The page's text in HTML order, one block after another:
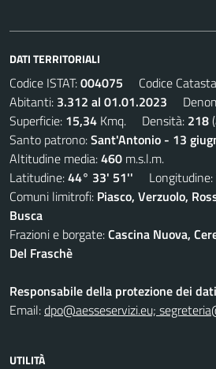
DATI TERRITORIALI
Codice ISTAT:004075 Codice
Abitanti: 3.312 al 01.01.2023
Superficie: 15,34 Kmq. Densità: 218
Santo patrono:Sant'Antonio - 13
Altitudine media:460 m.s.l.m.
Latitudine:44° 33' 51'' Longitudine:
Comuni limitrofi: Piasco, Verzuolo,
Busca
Frazioni e borgate:Cascina Nuova,
Del Fraschè
Responsabile della protezione dei
Email:dpo@aesseservizi.eu;
UTILITÀ